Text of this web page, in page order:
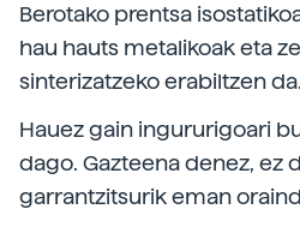
Berotako prentsa
hau hauts metalikoak eta
sinterizatzeko erabiltzen
Hauez gain ingururigoari
dago. Gazteena denez, ez
garrantzitsurik eman